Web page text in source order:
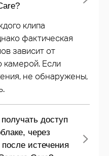
клипа
фактическая
зависит от
камерой. Если
не обнаружены,
доступ
через
истечения